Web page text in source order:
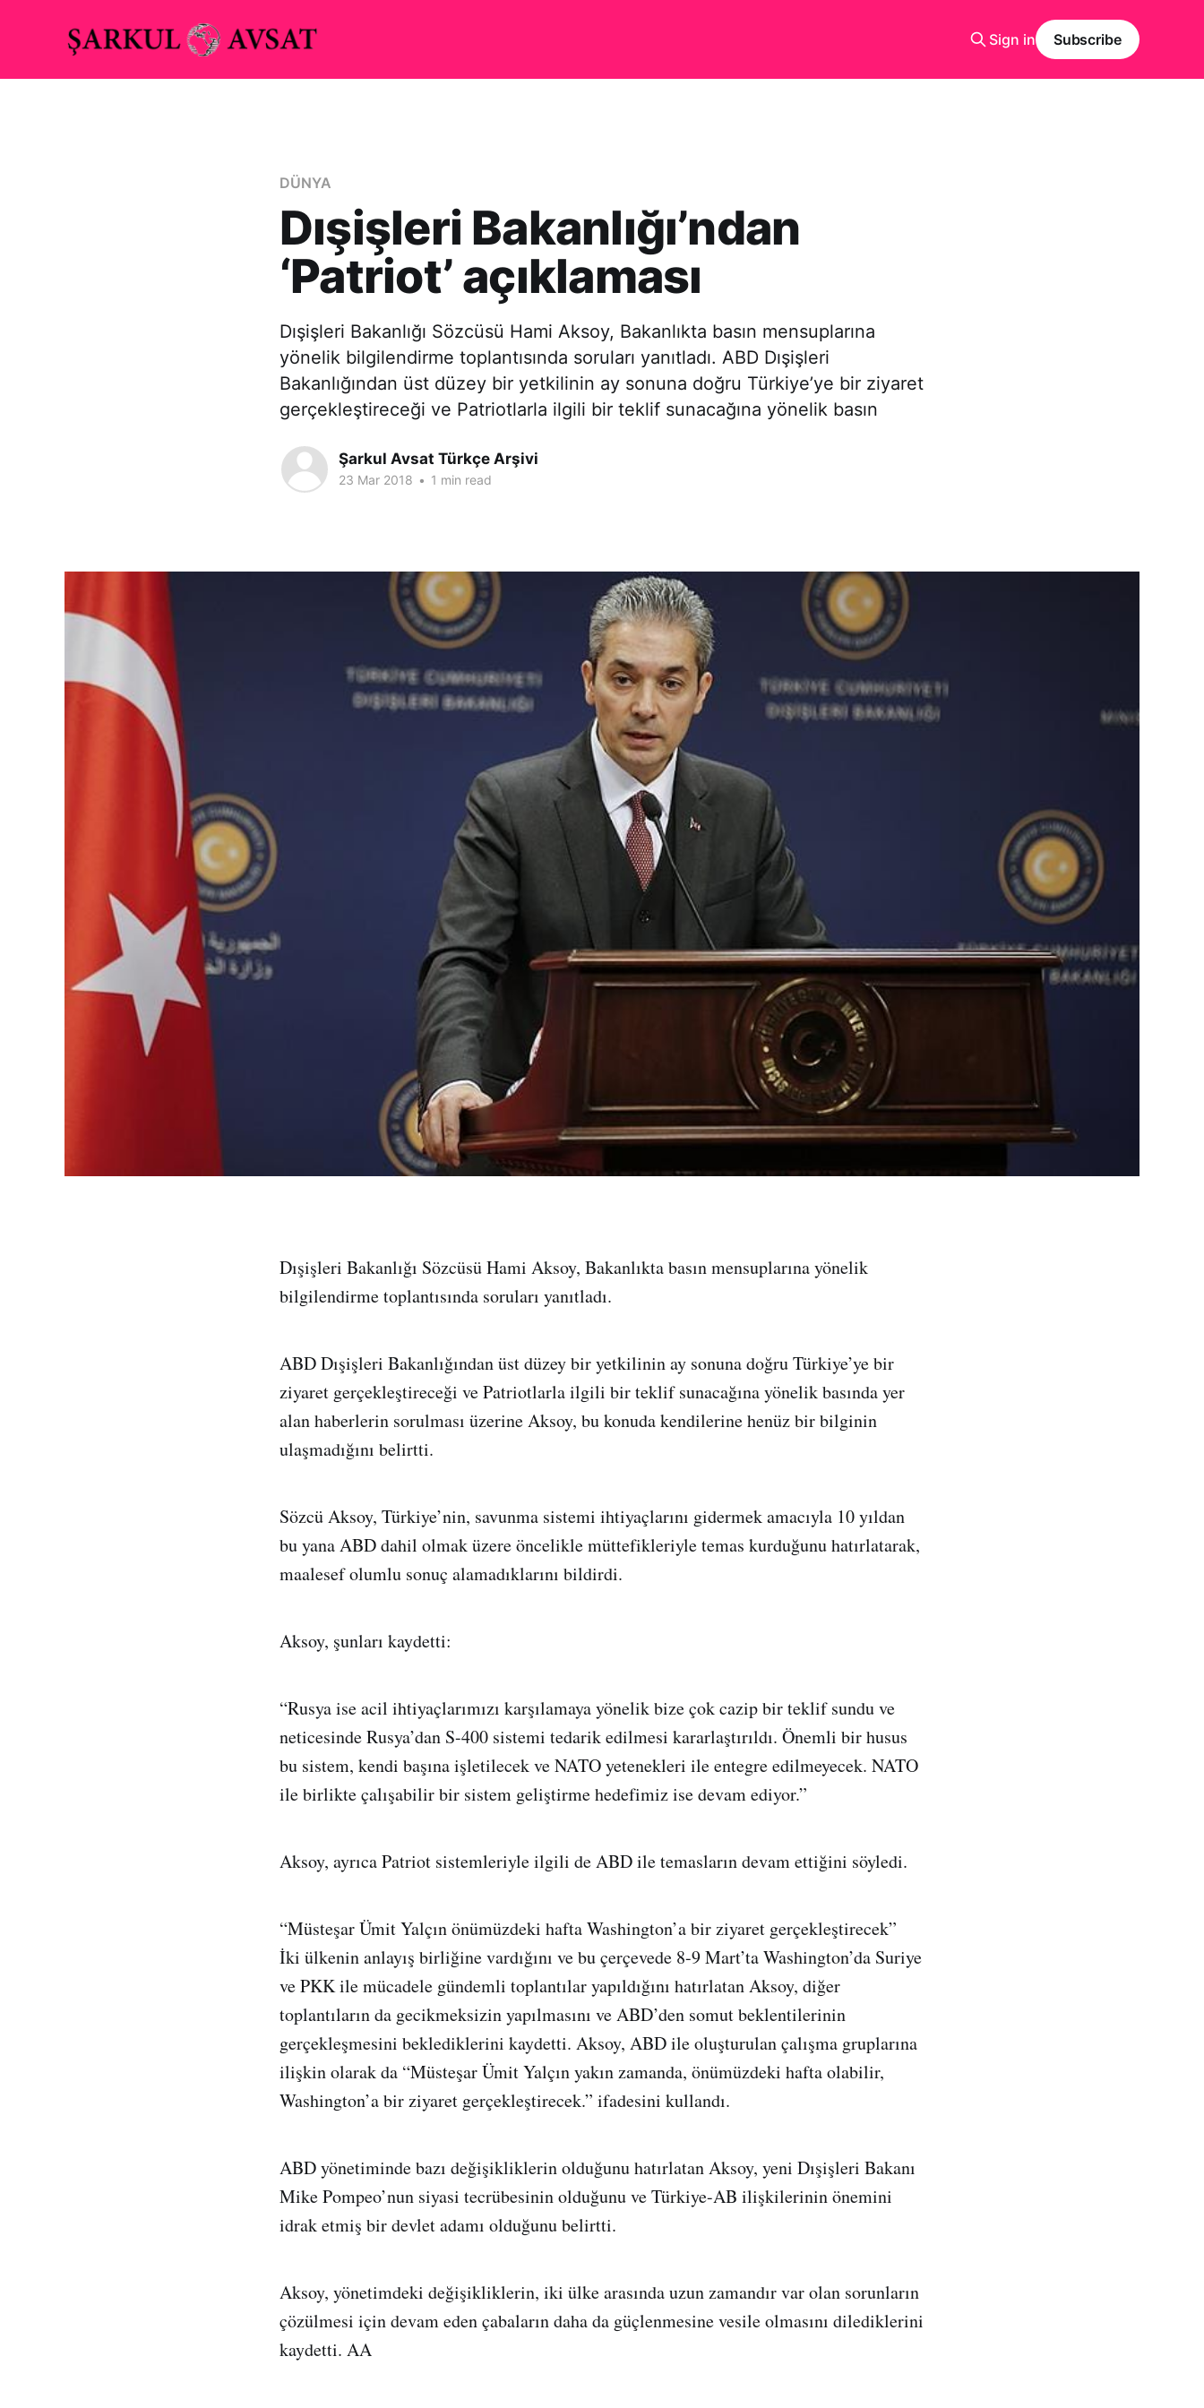
Sign in Subscribe
DÜNYA
Dışişleri Bakanlığı’ndan
‘Patriot’ açıklaması
Dışişleri Bakanlığı Sözcüsü Hami Aksoy, Bakanlıkta basın mensuplarına
yönelik bilgilendirme toplantısında soruları yanıtladı. ABD Dışişleri
Bakanlığından üst düzey bir yetkilinin ay sonuna doğru Türkiye’ye bir ziyaret
gerçekleştireceği ve Patriotlarla ilgili bir teklif sunacağına yönelik basın
Şarkul Avsat Türkçe Arşivi
23 Mar 2018 • 1 min read
Dışişleri Bakanlığı Sözcüsü Hami Aksoy, Bakanlıkta basın mensuplarına yönelik
bilgilendirme toplantısında soruları yanıtladı.
ABD Dışişleri Bakanlığından üst düzey bir yetkilinin ay sonuna doğru Türkiye’ye bir
ziyaret gerçekleştireceği ve Patriotlarla ilgili bir teklif sunacağına yönelik basında yer
alan haberlerin sorulması üzerine Aksoy, bu konuda kendilerine henüz bir bilginin
ulaşmadığını belirtti.
Sözcü Aksoy, Türkiye’nin, savunma sistemi ihtiyaçlarını gidermek amacıyla 10 yıldan
bu yana ABD dahil olmak üzere öncelikle müttefikleriyle temas kurduğunu hatırlatarak,
maalesef olumlu sonuç alamadıklarını bildirdi.
Aksoy, şunları kaydetti:
“Rusya ise acil ihtiyaçlarımızı karşılamaya yönelik bize çok cazip bir teklif sundu ve
neticesinde Rusya’dan S-400 sistemi tedarik edilmesi kararlaştırıldı. Önemli bir husus
bu sistem, kendi başına işletilecek ve NATO yetenekleri ile entegre edilmeyecek. NATO
ile birlikte çalışabilir bir sistem geliştirme hedefimiz ise devam ediyor.”
Aksoy, ayrıca Patriot sistemleriyle ilgili de ABD ile temasların devam ettiğini söyledi.
“Müsteşar Ümit Yalçın önümüzdeki hafta Washington’a bir ziyaret gerçekleştirecek”
İki ülkenin anlayış birliğine vardığını ve bu çerçevede 8-9 Mart’ta Washington’da Suriye
ve PKK ile mücadele gündemli toplantılar yapıldığını hatırlatan Aksoy, diğer
toplantıların da gecikmeksizin yapılmasını ve ABD’den somut beklentilerinin
gerçekleşmesini beklediklerini kaydetti. Aksoy, ABD ile oluşturulan çalışma gruplarına
ilişkin olarak da “Müsteşar Ümit Yalçın yakın zamanda, önümüzdeki hafta olabilir,
Washington’a bir ziyaret gerçekleştirecek.” ifadesini kullandı.
ABD yönetiminde bazı değişikliklerin olduğunu hatırlatan Aksoy, yeni Dışişleri Bakanı
Mike Pompeo’nun siyasi tecrübesinin olduğunu ve Türkiye-AB ilişkilerinin önemini
idrak etmiş bir devlet adamı olduğunu belirtti.
Aksoy, yönetimdeki değişikliklerin, iki ülke arasında uzun zamandır var olan sorunların
çözülmesi için devam eden çabaların daha da güçlenmesine vesile olmasını dilediklerini
kaydetti. AA